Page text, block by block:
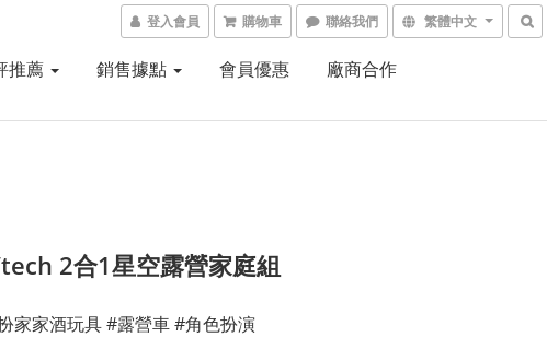
登入會員 購物車 聯絡我們 繁體中文
推薦 銷售據點 會員優惠 廠商合作
2合1星空露營家庭組
家家酒玩具 #露營車 #角色扮演